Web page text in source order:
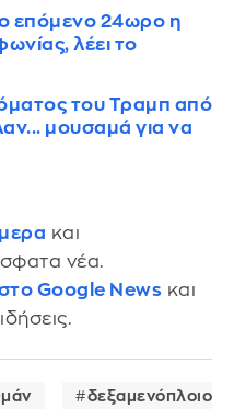
επόμενο 24ωρο η
λέει το
του Τραμπ από
μουσαμά για να
και
νέα.
Google News και
δεξαμενόπλοιο